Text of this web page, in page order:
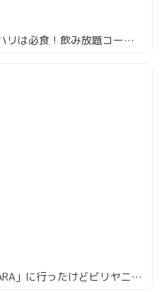
酸味の効いた絶品旨辛の二ハリは必食！飲み放題コースで大満足なカレー屋
青山の人気カレー店「SITAARA」に行ったけどビリヤニ売り切れていた